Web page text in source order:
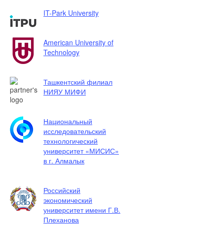
IT-Park University
American University of
Technology
Ташкентский филиал
НИЯУ МИФИ
Национальный
исследовательский
технологический
университет «МИСИС»
в г. Алмалык
Российский
экономический
университет имени Г.В.
Плеханова